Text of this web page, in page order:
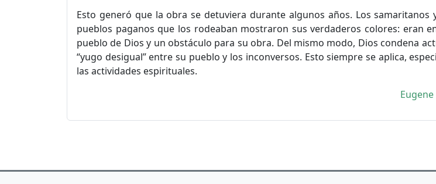
Esto generó que la obra se detuviera durante algunos años. Los samaritanos
pueblos paganos que los rodeaban mostraron sus verdaderos colores: eran
pueblo de Dios y un obstáculo para su obra. Del mismo modo, Dios condena
“yugo desigual” entre su pueblo y los inconversos. Esto siempre se aplica,
las actividades espirituales.
Eugene